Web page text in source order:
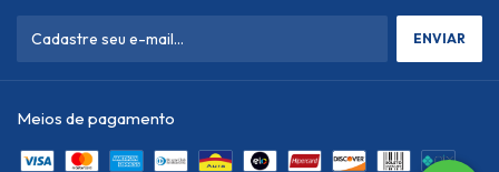
Meios de pagamento